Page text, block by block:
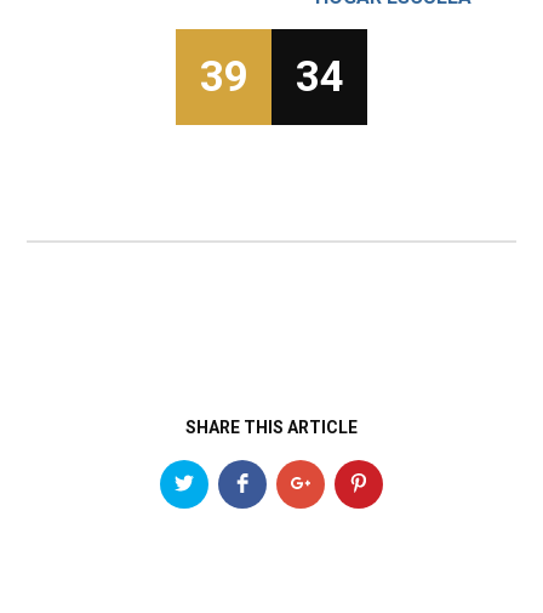
39 34
SHARE THIS ARTICLE